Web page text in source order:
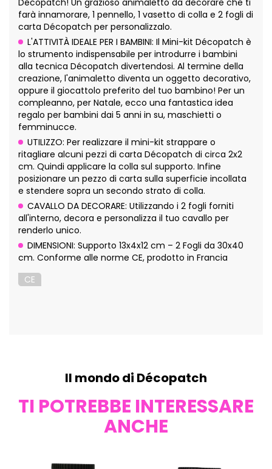
Décopatch! Un grazioso animaletto da decorare che ti
farà innamorare, 1 pennello, 1 vasetto di colla e 2 fogli di
carta Décopatch per personalizzalo.
L'ATTIVITÀ IDEALE PER I BAMBINI: Il Mini-kit Décopatch è
lo strumento indispensabile per introdurre i bambini
alla tecnica Décopatch divertendosi. Al termine della
creazione, l'animaletto diventa un oggetto decorativo,
oppure il giocattolo preferito del tuo bambino! Per un
compleanno, per Natale, ecco una fantastica idea
regalo per bambini dai 5 anni in su, maschietti o
femminucce.
UTILIZZO: Per realizzare il mini-kit strappare o
ritagliare alcuni pezzi di carta Décopatch di circa 2x2
cm. Quindi applicare la colla sul supporto. Infine
posizionare un pezzo di carta sulla superficie incollata
e stendere sopra un secondo strato di colla.
CAVALLO DA DECORARE: Utilizzando i 2 fogli forniti
all'interno, decora e personalizza il tuo cavallo per
renderlo unico.
DIMENSIONI: Supporto 13x4x12 cm – 2 Fogli da 30x40
cm. Conforme alle norme CE, prodotto in Francia
CE
Il mondo di Décopatch
TI POTREBBE INTERESSARE
ANCHE